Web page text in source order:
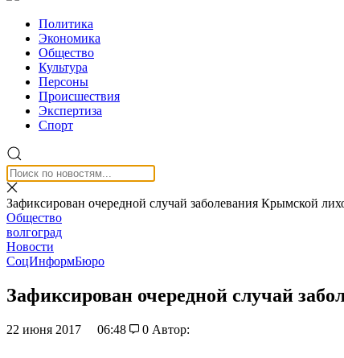
Политика
Экономика
Общество
Культура
Персоны
Происшествия
Экспертиза
Спорт
Зафиксирован очередной случай заболевания Крымской
Общество
волгоград
Новости
СоцИнформБюро
Зафиксирован очередной случай
22 июня 2017 06:48 0 Автор: